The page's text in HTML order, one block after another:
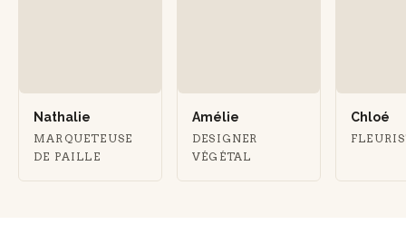
Nathalie
MARQUETEUSE
DE PAILLE
Amélie
DESIGNER
VÉGÉTAL
Chloé